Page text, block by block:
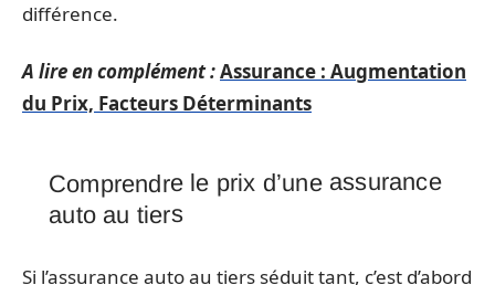
différence.
A lire en complément :Assurance : Augmentation
du Prix, Facteurs Déterminants
Comprendre le prix d’une assurance
auto au tiers
Si l’assurance auto au tiers séduit tant, c’est d’abord